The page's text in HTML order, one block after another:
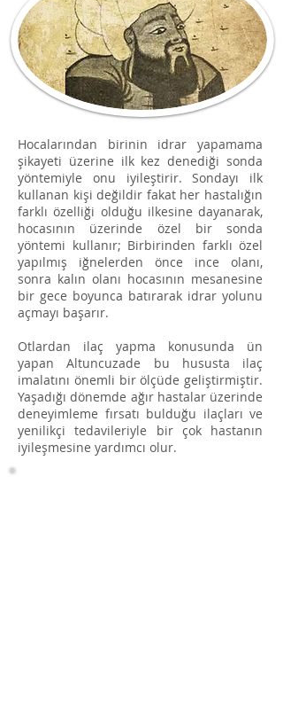
Hocalarından birinin idrar yapamama
şikayeti üzerine ilk kez denediği sonda
yöntemiyle onu iyileştirir. Sondayı ilk
kullanan kişi değildir fakat her hastalığın
farklı özelliği olduğu ilkesine dayanarak,
hocasının üzerinde özel bir sonda
yöntemi kullanır; Birbirinden farklı özel
yapılmış iğnelerden önce ince olanı,
sonra kalın olanı hocasının mesanesine
bir gece boyunca batırarak idrar yolunu
açmayı başarır.
Otlardan ilaç yapma konusunda ün
yapan Altuncuzade bu hususta ilaç
imalatını önemli bir ölçüde geliştirmiştir.
Yaşadığı dönemde ağır hastalar üzerinde
deneyimleme fırsatı bulduğu ilaçları ve
yenilikçi tedavileriyle bir çok hastanın
iyileşmesine yardımcı olur.